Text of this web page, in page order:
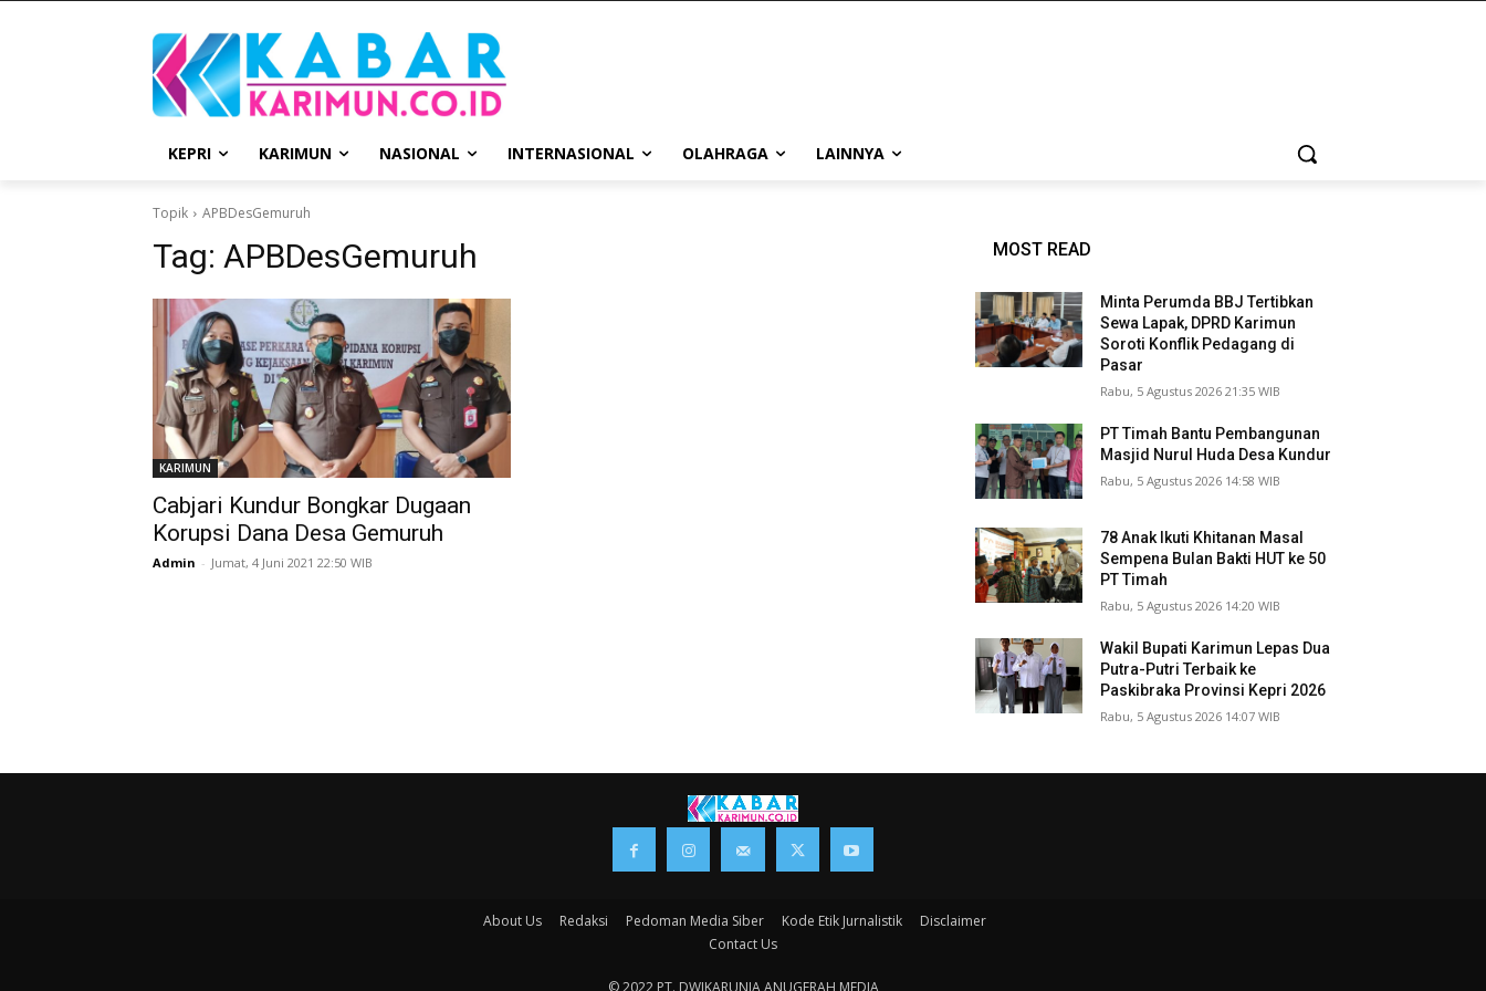
KEPRI KARIMUN NASIONAL INTERNASIONAL OLAHRAGA LAINNYA
Topik APBDesGemuruh
Tag: APBDesGemuruh
KARIMUN
Cabjari Kundur Bongkar Dugaan
Korupsi Dana Desa Gemuruh
Admin - Jumat, 4 Juni 2021 22:50 WIB
MOST READ
Minta Perumda BBJ Tertibkan
Sewa Lapak, DPRD Karimun
Soroti Konflik Pedagang di
Pasar
Rabu, 5 Agustus 2026 21:35 WIB
PT Timah Bantu Pembangunan
Masjid Nurul Huda Desa Kundur
Rabu, 5 Agustus 2026 14:58 WIB
78 Anak Ikuti Khitanan Masal
Sempena Bulan Bakti HUT ke 50
PT Timah
Rabu, 5 Agustus 2026 14:20 WIB
Wakil Bupati Karimun Lepas Dua
Putra-Putri Terbaik ke
Paskibraka Provinsi Kepri 2026
Rabu, 5 Agustus 2026 14:07 WIB
About Us Redaksi Pedoman Media Siber Kode Etik Jurnalistik
Disclaimer
Contact Us
© 2022 PT. DWIKARUNIA ANUGERAH MEDIA